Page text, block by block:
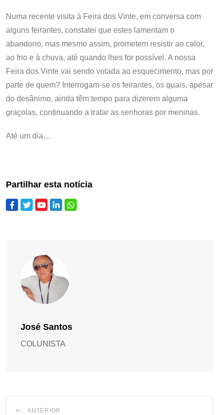
Numa recente visita à Feira dos Vinte, em conversa com
alguns feirantes, constatei que estes lamentam o
abandono, mas mesmo assim, prometem resistir ao calor,
ao frio e à chuva, até quando lhes for possível. A nossa
Feira dos Vinte vai sendo votada ao esquecimento, mas por
parte de quem? Interrogam-se os feirantes, os quais, apesar
do desânimo, ainda têm tempo para dizerem alguma
graçolas, continuando a tratar as senhoras por meninas.
Até um dia…
Partilhar esta notícia
José Santos
COLUNISTA
ANTERIOR